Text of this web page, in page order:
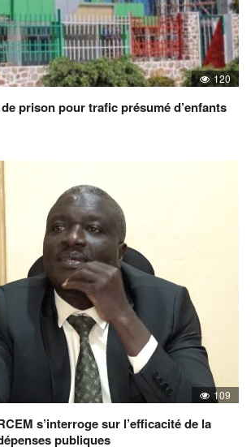
120
prison pour trafic présumé d’enfants
109
s’interroge sur l’efficacité de la
publiques